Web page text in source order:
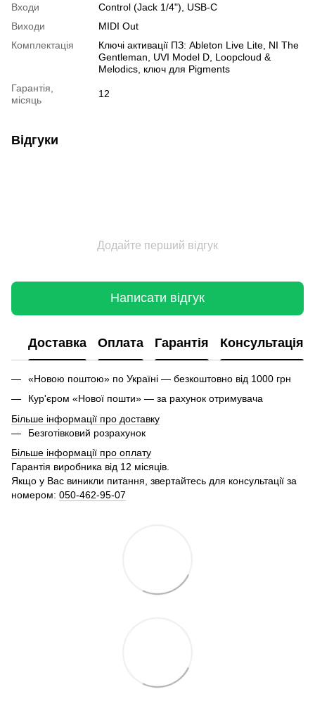
Входи
Control (Jack 1/4"), USB-C
Виходи
MIDI Out
Комплектація
Ключі активації ПЗ: Ableton Live Lite, NI The
Gentleman, UVI Model D, Loopcloud &
Melodics, ключ для Pigments
Гарантія,
місяць
12
Відгуки
Додайте перший відгук
Написати відгук
Доставка Оплата Гарантія Консультація
«Новою поштою» по Україні — безкоштовно від 1000 грн
Кур'єром «Нової пошти» — за рахунок отримувача
Більше інформації про доставку
Безготівковий розрахунок
Більше інформації про оплату
Гарантія виробника від 12 місяців.
Якщо у Вас виникли питання, звертайтесь для консультації за
номером: 050-462-95-07